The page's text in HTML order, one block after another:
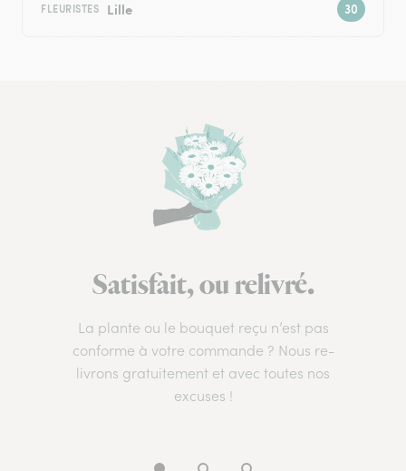
FLEURISTES Lille
Satisfait, ou relivré.
La plante ou le bouquet reçu n’est pas
conforme à votre commande ? Nous re-
livrons gratuitement et avec toutes nos
excuses !